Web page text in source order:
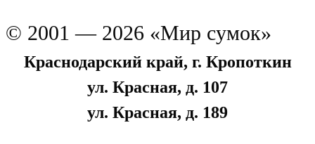
© 2001 — 2026 «Мир сумок»
Краснодарский край, г. Кропоткин
ул. Красная, д. 107
ул. Красная, д. 189